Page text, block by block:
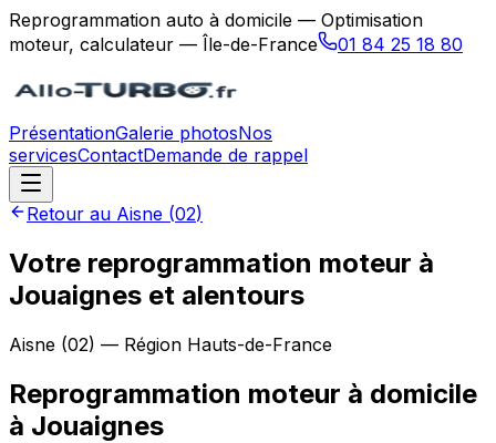
Reprogrammation auto à domicile — Optimisation
moteur, calculateur — Île-de-France
01 84 25 18 80
PrésentationGalerie photosNos
servicesContactDemande de rappel
Retour au Aisne (02)
Votre reprogrammation moteur à
Jouaignes et alentours
Aisne (02) — Région Hauts-de-France
Reprogrammation moteur à domicile
à Jouaignes